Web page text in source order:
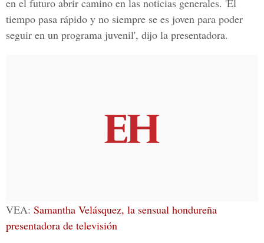
en el futuro abrir camino en las noticias generales. 'El
tiempo pasa rápido y no siempre se es joven para poder
seguir en un programa juvenil', dijo la presentadora.
VEA: Samantha Velásquez, la sensual hondureña
presentadora de televisión